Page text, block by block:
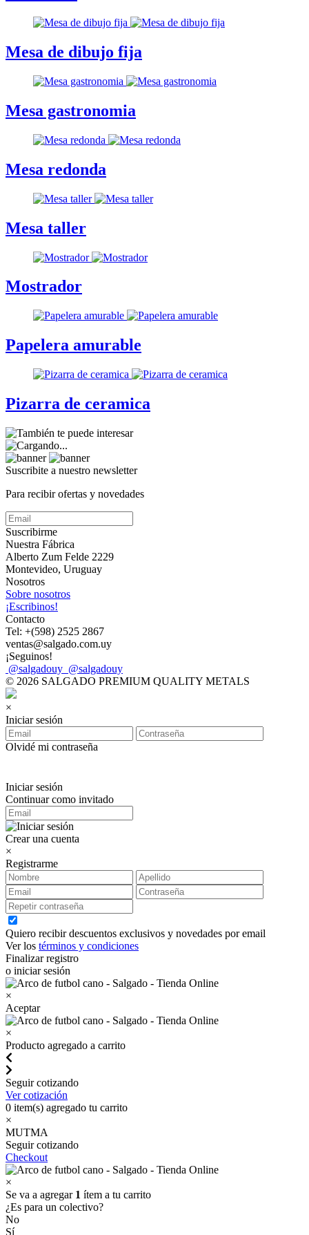
Mesa de dibujo fija
Mesa gastronomia
Mesa redonda
Mesa taller
Mostrador
Papelera amurable
Pizarra de ceramica
Suscribite a nuestro newsletter
Para recibir ofertas y novedades
Suscribirme
Nuestra Fábrica
Alberto Zum Felde 2229
Montevideo, Uruguay
Nosotros
Sobre nosotros
¡Escribinos!
Contacto
Tel: +(598) 2525 2867
ventas@salgado.com.uy
¡Seguinos!
@salgadouy @salgadouy
© 2026 SALGADO PREMIUM QUALITY METALS
×
Iniciar sesión
Olvidé mi contraseña
Iniciar sesión
Continuar como invitado
Crear una cuenta
×
Registrarme
Quiero recibir descuentos exclusivos y novedades por email
Ver los términos y condiciones
Finalizar registro
o iniciar sesión
×
Aceptar
×
Producto agregado a carrito
Seguir cotizando
Ver cotización
0 item(s) agregado tu carrito
×
MUTMA
Seguir cotizando
Checkout
×
Se va a agregar 1 ítem a tu carrito
¿Es para un colectivo?
No
Sí